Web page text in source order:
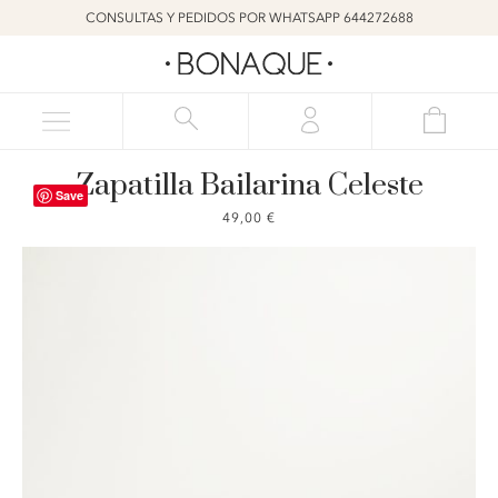
CONSULTAS Y PEDIDOS POR WHATSAPP 644272688
Zapatilla Bailarina Celeste
49,00 €
Save